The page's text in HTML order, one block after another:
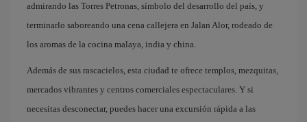
admirando las Torres Petronas, símbolo del desarrollo del país, y
terminarlo saboreando una cena callejera en Jalan Alor, rodeado de
los aromas de la cocina malaya, india y china.
Además de sus rascacielos, esta ciudad te ofrece templos, mezquitas,
mercados vibrantes y centros comerciales espectaculares. Y si
necesitas desconectar, puedes hacer una excursión rápida a las